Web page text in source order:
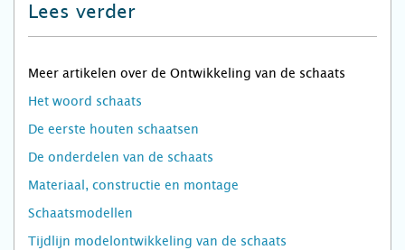
Lees verder
Meer artikelen over de Ontwikkeling van de schaats
Het woord schaats
De eerste houten schaatsen
De onderdelen van de schaats
Materiaal, constructie en montage
Schaatsmodellen
Tijdlijn modelontwikkeling van de schaats